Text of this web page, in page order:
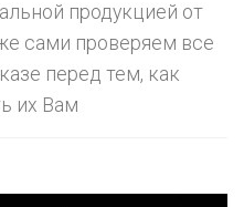
продукцией от
сами проверяем все
перед тем, как
их Вам